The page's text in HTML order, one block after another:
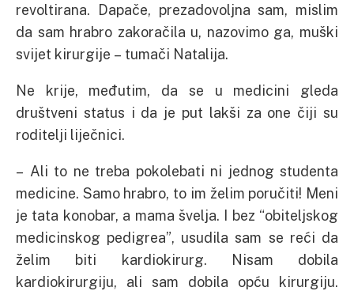
revoltirana. Dapače, prezadovoljna sam, mislim
da sam hrabro zakoračila u, nazovimo ga, muški
svijet kirurgije – tumači Natalija.
Ne krije, međutim, da se u medicini gleda
društveni status i da je put lakši za one čiji su
roditelji liječnici.
– Ali to ne treba pokolebati ni jednog studenta
medicine. Samo hrabro, to im želim poručiti! Meni
je tata konobar, a mama švelja. I bez “obiteljskog
medicinskog pedigrea”, usudila sam se reći da
želim biti kardiokirurg. Nisam dobila
kardiokirurgiju, ali sam dobila opću kirurgiju.